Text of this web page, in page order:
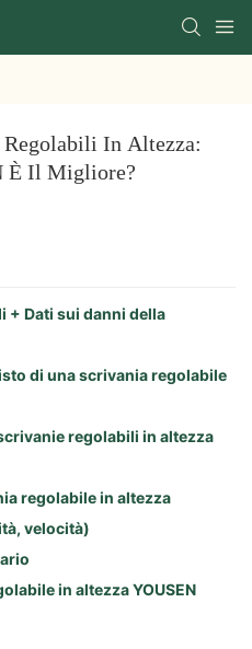
In Altezza:
È Il Migliore?
+ Dati sui danni della
di una scrivania regolabile
regolabili in altezza
YOUSEN (Top 3):
regolabile in altezza
velocità)
in altezza YOUSEN